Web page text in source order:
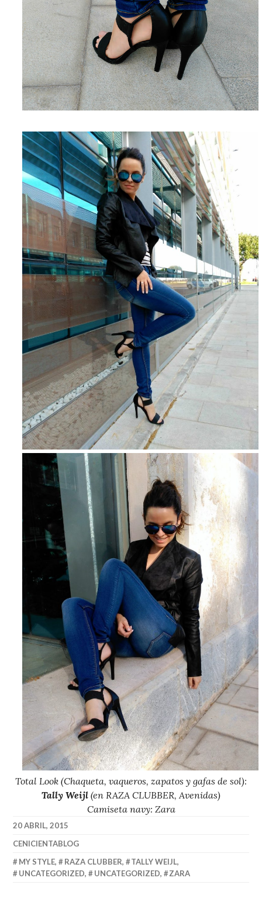
Total Look (Chaqueta, vaqueros, zapatos y gafas de sol):
Tally Weijl (en RAZA CLUBBER, Avenidas)
Camiseta navy: Zara
20 ABRIL, 2015
CENICIENTABLOG
MY STYLE, RAZA CLUBBER, TALLY WEIJL,
UNCATEGORIZED, UNCATEGORIZED, ZARA